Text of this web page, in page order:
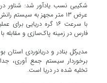
عرض ۱۳ متر مجهز به سیستم
با سرعت ۱۶ گره دریایی
فارس در زمینه پاک‌سازی و مقابله
مدیرکل بنادر و دریانوردی استان
برخوردار سیستم جمع آوری،
تخلیه شده در دریا است.